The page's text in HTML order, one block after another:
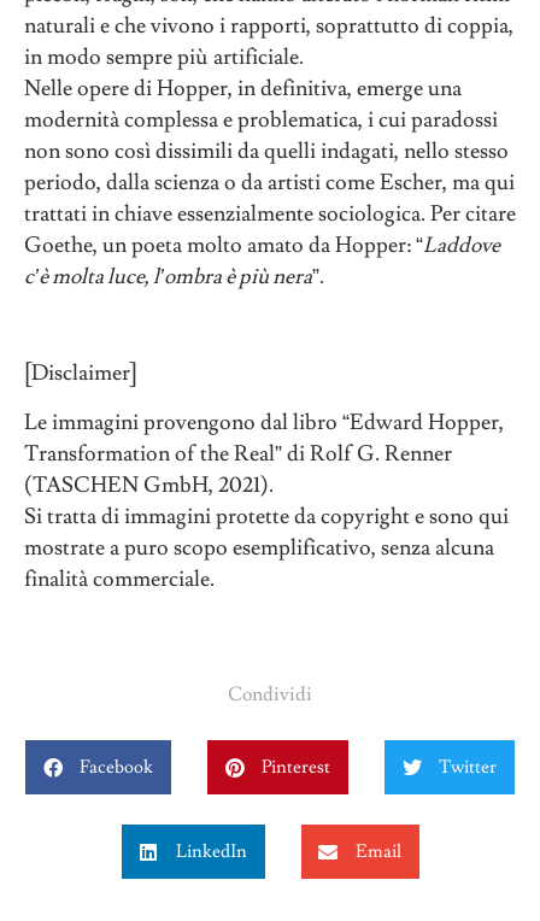
naturali e che vivono i rapporti, soprattutto di coppia,
in modo sempre più artificiale.
Nelle opere di Hopper, in definitiva, emerge una
modernità complessa e problematica, i cui paradossi
non sono così dissimili da quelli indagati, nello stesso
periodo, dalla scienza o da artisti come Escher, ma qui
trattati in chiave essenzialmente sociologica. Per citare
Goethe, un poeta molto amato da Hopper: “Laddove
c’è molta luce, l’ombra è più nera”.
[Disclaimer]
Le immagini provengono dal libro “Edward Hopper,
Transformation of the Real” di Rolf G. Renner
(TASCHEN GmbH, 2021).
Si tratta di immagini protette da copyright e sono qui
mostrate a puro scopo esemplificativo, senza alcuna
finalità commerciale.
Condividi
Facebook Pinterest Twitter
LinkedIn Email